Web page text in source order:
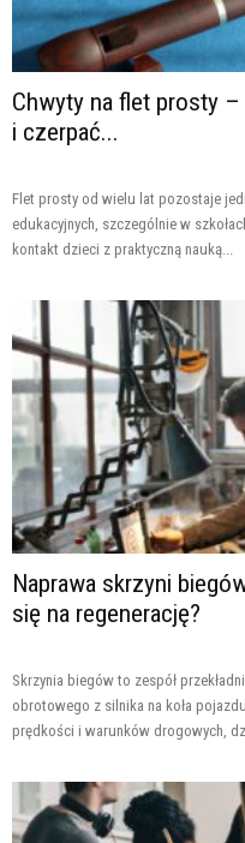
Chwyty na flet prosty
i czerpać...
Flet prosty od wielu lat pozostaje
edukacyjnych, szczególnie w
kontakt dzieci z praktyczną nauką...
Naprawa skrzyni
się na regenerację?
Skrzynia biegów to zespół
obrotowego z silnika na koła
prędkości i warunków drogowych,